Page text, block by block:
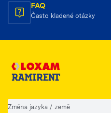
FAQ
Často kladené otázky
Změna jazyka / země